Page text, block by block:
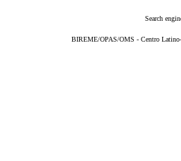
Search
BIREME/OPAS/OMS - Centro Latino-